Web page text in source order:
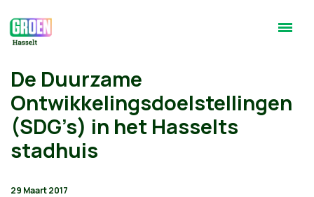
De Duurzame
Ontwikkelingsdoelstellingen
(SDG’s) in het Hasselts
stadhuis
29 Maart 2017